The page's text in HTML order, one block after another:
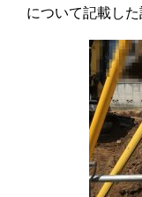
について記載した